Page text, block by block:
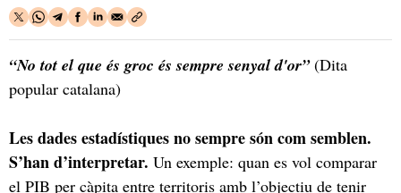
“No tot el que és groc és sempre senyal d'or”(Dita
popular catalana)
Les dades estadístiques no sempre són com semblen.
S’han d’interpretar. Un exemple: quan es vol comparar
el PIB per càpita entre territoris amb l’objectiu de tenir